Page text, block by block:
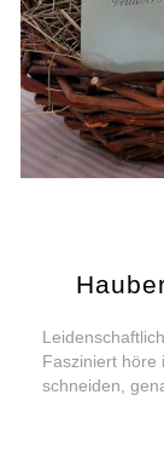
Fasziniert höre
schneiden,